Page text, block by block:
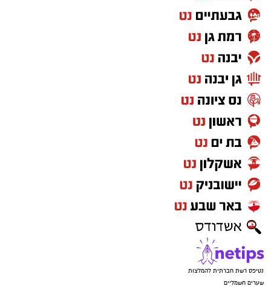
נטיפס רשת חברתית להמלצות
שערים חשמליים